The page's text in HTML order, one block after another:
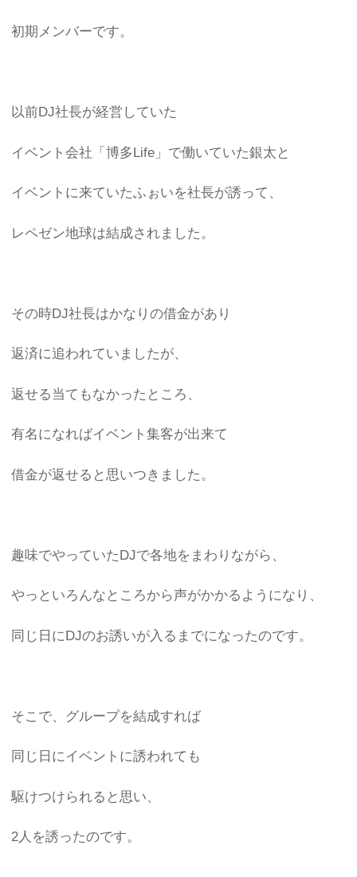
初期メンバーです。
以前DJ社長が経営していた
イベント会社「博多Life」で働いていた銀太と
イベントに来ていたふぉいを社長が誘って、
レペゼン地球は結成されました。
その時DJ社長はかなりの借金があり
返済に追われていましたが、
返せる当てもなかったところ、
有名になればイベント集客が出来て
借金が返せると思いつきました。
趣味でやっていたDJで各地をまわりながら、
やっといろんなところから声がかかるようになり、
同じ日にDJのお誘いが入るまでになったのです。
そこで、グループを結成すれば
同じ日にイベントに誘われても
駆けつけられると思い、
2人を誘ったのです。